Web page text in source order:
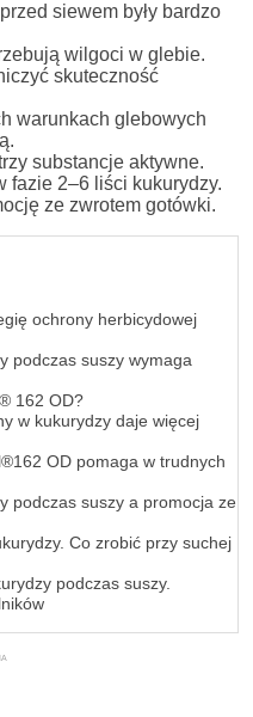
siewem były bardzo
wilgoci w glebie.
skuteczność
warunkach glebowych
substancje aktywne.
fazie 2–6 liści kukurydzy.
ze zwrotem gotówki.
ochrony herbicydowej
podczas suszy wymaga
162 OD?
w kukurydzy daje więcej
OD pomaga w trudnych
podczas suszy a promocja ze
Co zrobić przy suchej
podczas suszy.